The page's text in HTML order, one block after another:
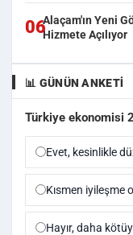
06Alaçam'ın Yeni
Hizmete Açılıyor
📊 GÜNÜN ANKETI
Türkiye ekonomisi
Evet, kesinlikle
Kısmen iyileşme
Hayır, daha